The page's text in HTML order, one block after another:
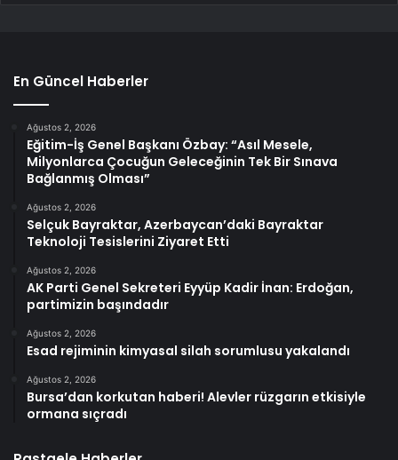
En Güncel Haberler
Ağustos 2, 2026
Eğitim-İş Genel Başkanı Özbay: “Asıl Mesele,
Milyonlarca Çocuğun Geleceğinin Tek Bir Sınava
Bağlanmış Olması”
Ağustos 2, 2026
Selçuk Bayraktar, Azerbaycan’daki Bayraktar
Teknoloji Tesislerini Ziyaret Etti
Ağustos 2, 2026
AK Parti Genel Sekreteri Eyyüp Kadir İnan: Erdoğan,
partimizin başındadır
Ağustos 2, 2026
Esad rejiminin kimyasal silah sorumlusu yakalandı
Ağustos 2, 2026
Bursa’dan korkutan haberi! Alevler rüzgarın etkisiyle
ormana sıçradı